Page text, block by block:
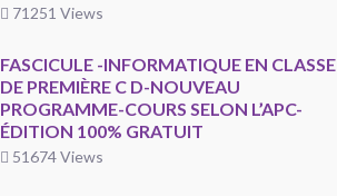
71251 Views
FASCICULE -INFORMATIQUE EN CLASSE
DE PREMIÈRE C D-NOUVEAU
PROGRAMME-COURS SELON L’APC-
ÉDITION 100% GRATUIT
51674 Views